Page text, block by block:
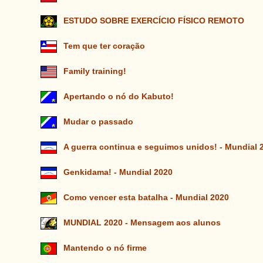
ESTUDO SOBRE EXERCÍCIO FÍSICO REMOTO
Tem que ter coração
Family training!
Apertando o nó do Kabuto!
Mudar o passado
A guerra continua e seguimos unidos! - Mundial
Genkidama! - Mundial 2020
Como vencer esta batalha - Mundial 2020
MUNDIAL 2020 - Mensagem aos alunos
Mantendo o nó firme